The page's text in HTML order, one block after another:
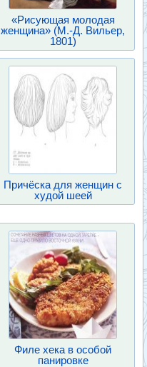
«Рисующая молодая
женщина» (М.-Д. Вильер,
1801)
Причёска для женщин с
худой шеей
Филе хека в особой
панировке